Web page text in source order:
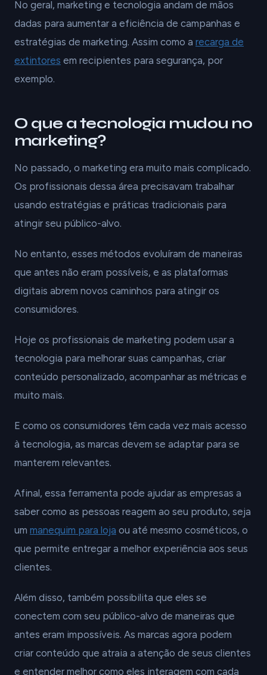
No geral, marketing e tecnologia andam de mãos
dadas para aumentar a eficiência de campanhas e
estratégias de marketing. Assim como a recarga de
extintores em recipientes para segurança, por
exemplo.
O que a tecnologia mudou no
marketing?
No passado, o marketing era muito mais complicado.
Os profissionais dessa área precisavam trabalhar
usando estratégias e práticas tradicionais para
atingir seu público-alvo.
No entanto, esses métodos evoluíram de maneiras
que antes não eram possíveis, e as plataformas
digitais abrem novos caminhos para atingir os
consumidores.
Hoje os profissionais de marketing podem usar a
tecnologia para melhorar suas campanhas, criar
conteúdo personalizado, acompanhar as métricas e
muito mais.
E como os consumidores têm cada vez mais acesso
à tecnologia, as marcas devem se adaptar para se
manterem relevantes.
Afinal, essa ferramenta pode ajudar as empresas a
saber como as pessoas reagem ao seu produto, seja
um manequim para loja ou até mesmo cosméticos, o
que permite entregar a melhor experiência aos seus
clientes.
Além disso, também possibilita que eles se
conectem com seu público-alvo de maneiras que
antes eram impossíveis. As marcas agora podem
criar conteúdo que atraia a atenção de seus clientes
e entender melhor como eles interagem com cada